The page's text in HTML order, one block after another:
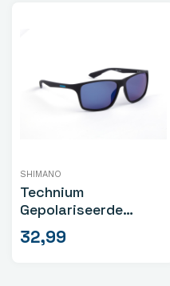
SHIMANO
Technium
Gepolariseerde
Zonnebril Mat Zwart
32,99